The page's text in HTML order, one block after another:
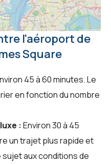
l'aéroport de
Square
45 à 60 minutes. Le
en fonction du nombre
: Environ 30 à 45
un trajet plus rapide et
aux conditions de